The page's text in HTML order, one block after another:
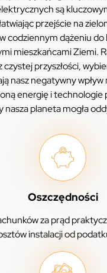
są
przejście na
codziennym dążeniu do
mieszkańcami Ziemi.
czystej przyszłości,
nasz negatywny wpływ
energię i technologie
nasza planeta mogła
Oszczędności
za prąd
instalacji od